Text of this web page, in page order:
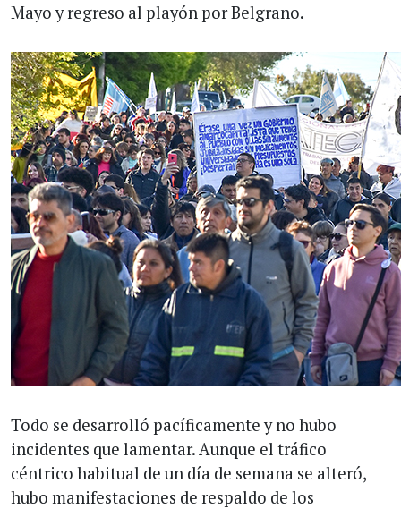
Mayo y regreso al playón por Belgrano.
Todo se desarrolló pacíficamente y no hubo
incidentes que lamentar. Aunque el tráfico
céntrico habitual de un día de semana se alteró,
hubo manifestaciones de respaldo de los